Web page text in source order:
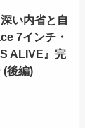
い内省と自
7インチ・
ALIVE』完
(後編)